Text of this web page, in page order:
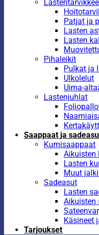
Patjat ja
Lasten
Lasten
Pihaleikit
Pulkat ja
Ulkolelut
Uima-
Lastenjuhlat
Saappaat ja
Kumisaappaat
Aikuisten
Lasten
Muut
Sadeasut
Lasten
Aikuisten
Käsineet
Tarjoukset